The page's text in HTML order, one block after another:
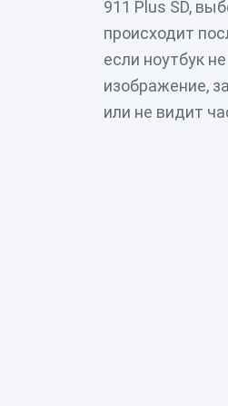
911 Plus SD,
происходит
если ноутбук
изображение,
или не видит